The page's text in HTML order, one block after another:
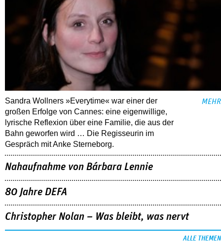
Sandra Wollners »Everytime« war einer der
großen Erfolge von Cannes: eine eigenwillige,
lyrische Reflexion über eine ­Familie, die aus der
Bahn geworfen wird … Die Regisseurin im
Gespräch mit Anke Sterneborg.
MEHR
Nahaufnahme von Bárbara Lennie
80 Jahre DEFA
Christopher Nolan – Was bleibt, was nervt
ALLE THEMEN